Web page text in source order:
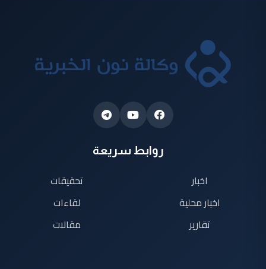
روابط سريعة
اخبار
اخبار محلية
تقارير
تحقيقات
لقاءات
مقالات